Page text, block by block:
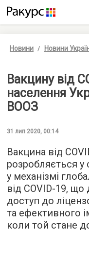
Новини Новини
Вакцину від
населення
ВООЗ
31 лип 2020, 00:14
Вакцина від
розробляється у
у механізмі
від COVID-19,
доступ до
та ефективного
коли той стане